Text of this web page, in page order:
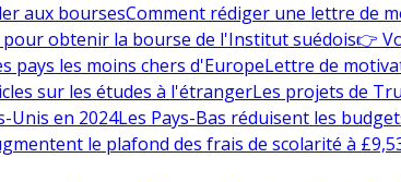
aux boursesComment rédiger une lettre de
pour obtenir la bourse de l'Institut suédois👉
pays les moins chers d'EuropeLettre de
sur les études à l'étrangerLes projets de
Unis en 2024Les Pays-Bas réduisent les
le plafond des frais de scolarité à